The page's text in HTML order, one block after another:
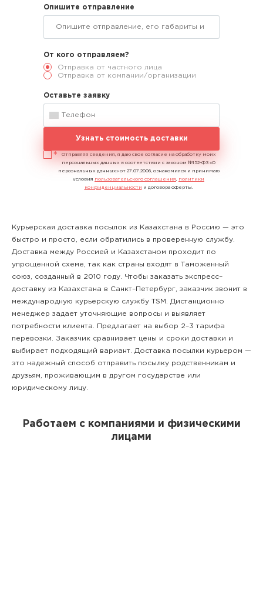
Опишите отправление
От кого отправляем?
Отправка от частного лица
Отправка от компании/организации
Оставьте заявку
Узнать стоимость доставки
Отправляя сведения, я даю свое согласие на обработку моих
персональных данных в соответствии с законом №152-ФЗ «О
персональных данных» от 27.07.2006, ознакомился и принимаю
условия пользовательского соглашения
политики
конфиденциальности и договора оферты.
Курьерская доставка посылок из Казахстана в Россию — это
быстро и просто, если обратились в проверенную службу.
Доставка между Россией и Казахстаном проходит по
упрощенной схеме, так как страны входят в Таможенный
союз, созданный в 2010 году. Чтобы заказать экспресс–
доставку из Казахстана в Санкт–Петербург, заказчик звонит в
международную курьерскую службу TSM. Дистанционно
менеджер задает уточняющие вопросы и выявляет
потребности клиента. Предлагает на выбор 2–3 тарифа
перевозки. Заказчик сравнивает цены и сроки доставки и
выбирает подходящий вариант. Доставка посылки курьером —
это надежный способ отправить посылку родственникам и
друзьям, проживающим в другом государстве или
юридическому лицу.
Работаем с компаниями и физическими
лицами